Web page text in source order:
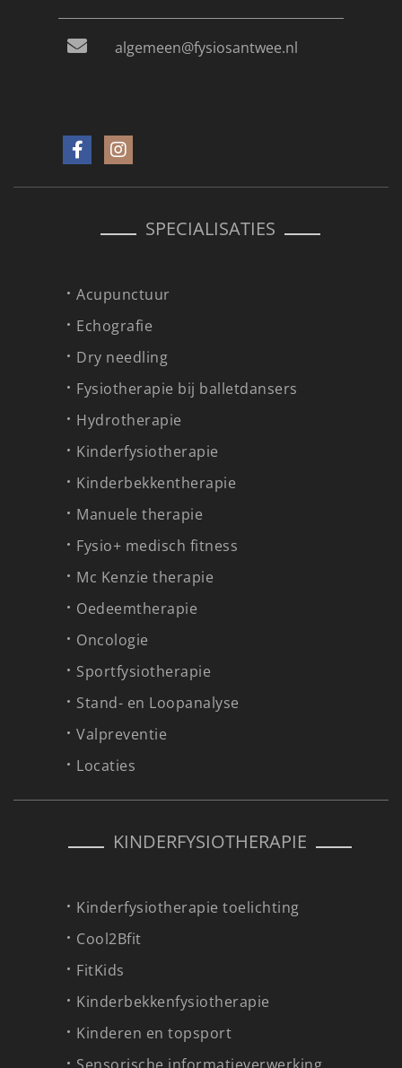
algemeen@fysiosantwee.nl
SPECIALISATIES
Acupunctuur
Echografie
Dry needling
Fysiotherapie bij balletdansers
Hydrotherapie
Kinderfysiotherapie
Kinderbekkentherapie
Manuele therapie
Fysio+ medisch fitness
Mc Kenzie therapie
Oedeemtherapie
Oncologie
Sportfysiotherapie
Stand- en Loopanalyse
Valpreventie
Locaties
KINDERFYSIOTHERAPIE
Kinderfysiotherapie toelichting
Cool2Bfit
FitKids
Kinderbekkenfysiotherapie
Kinderen en topsport